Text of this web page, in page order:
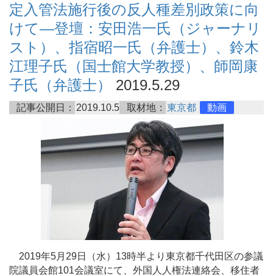
定入管法施行後の反人種差別政策に向
けて―登壇：安田浩一氏（ジャーナリ
スト）、指宿昭一氏（弁護士）、鈴木
江理子氏（国士館大学教授）、師岡康
子氏（弁護士）
2019.5.29
記事公開日： 2019.10.5 取材地： 東京都 動画
2019年5月29日（水）13時半より東京都千代田区の参議
院議員会館101会議室にて、外国人人権法連絡会、移住者